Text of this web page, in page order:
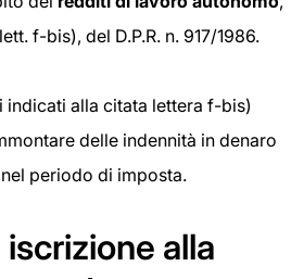
f-bis), del D.P.R. n. 917/1986.
indicati alla citata lettera f-bis)
delle indennità in denaro
periodo di imposta.
alla